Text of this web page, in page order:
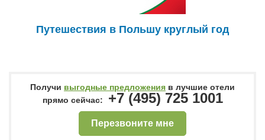
Путешествия в Польшу круглый год
Получи выгодные предложения в лучшие отели
прямо сейчас:
+7 (495) 725 1001
Перезвоните мне